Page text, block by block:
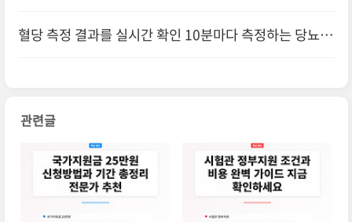
혈당 측정 결과를 실시간 확인 10분마다 측정하는 당뇨
관련글